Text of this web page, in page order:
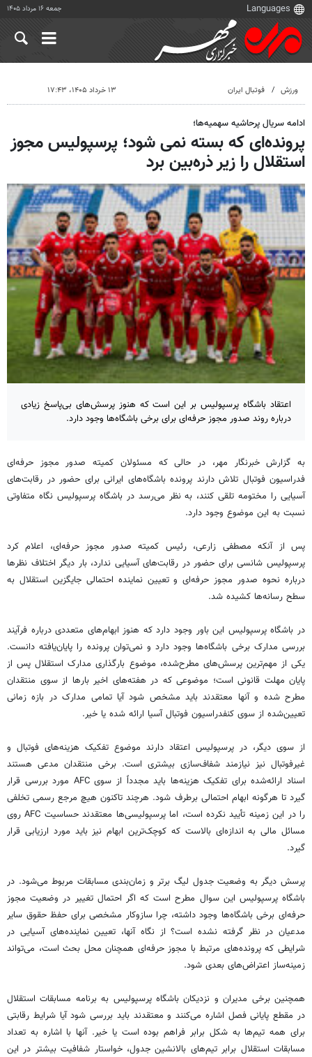
جمعه ۱۶ مرداد ۱۴۰۵
ورزش فوتبال ایران ۱۳ خرداد ۱۴۰۵، ۱۷:۴۳
ادامه سریال پرحاشیه سهمیه‌ها؛
پرونده‌ای که بسته نمی شود؛ پرسپولیس مجوز
استقلال را زیر ذره‌بین برد
اعتقاد باشگاه پرسپولیس بر این است که هنوز پرسش‌های بی‌پاسخ زیادی
درباره روند صدور مجوز حرفه‌ای برای برخی باشگاه‌ها وجود دارد.
به گزارش خبرنگار مهر، در حالی که مسئولان کمیته صدور مجوز حرفه‌ای
فدراسیون فوتبال تلاش دارند پرونده باشگاه‌های ایرانی برای حضور در رقابت‌های
آسیایی را مختومه تلقی کنند، به نظر می‌رسد در باشگاه پرسپولیس نگاه متفاوتی
نسبت به این موضوع وجود دارد.
پس از آنکه مصطفی زارعی، رئیس کمیته صدور مجوز حرفه‌ای، اعلام کرد
پرسپولیس شانسی برای حضور در رقابت‌های آسیایی ندارد، بار دیگر اختلاف نظرها
درباره نحوه صدور مجوز حرفه‌ای و تعیین نماینده احتمالی جایگزین استقلال به
سطح رسانه‌ها کشیده شد.
در باشگاه پرسپولیس این باور وجود دارد که هنوز ابهام‌های متعددی درباره فرآیند
بررسی مدارک برخی باشگاه‌ها وجود دارد و نمی‌توان پرونده را پایان‌یافته دانست.
یکی از مهم‌ترین پرسش‌های مطرح‌شده، موضوع بارگذاری مدارک استقلال پس از
پایان مهلت قانونی است؛ موضوعی که در هفته‌های اخیر بارها از سوی منتقدان
مطرح شده و آنها معتقدند باید مشخص شود آیا تمامی مدارک در بازه زمانی
تعیین‌شده از سوی کنفدراسیون فوتبال آسیا ارائه شده یا خیر.
از سوی دیگر، در پرسپولیس اعتقاد دارند موضوع تفکیک هزینه‌های فوتبال و
غیرفوتبال نیز نیازمند شفاف‌سازی بیشتری است. برخی منتقدان مدعی هستند
اسناد ارائه‌شده برای تفکیک هزینه‌ها باید مجدداً از سوی AFC مورد بررسی قرار
گیرد تا هرگونه ابهام احتمالی برطرف شود. هرچند تاکنون هیچ مرجع رسمی تخلفی
را در این زمینه تأیید نکرده است، اما پرسپولیسی‌ها معتقدند حساسیت AFC روی
مسائل مالی به اندازه‌ای بالاست که کوچک‌ترین ابهام نیز باید مورد ارزیابی قرار
گیرد.
پرسش دیگر به وضعیت جدول لیگ برتر و زمان‌بندی مسابقات مربوط می‌شود. در
باشگاه پرسپولیس این سوال مطرح است که اگر احتمال تغییر در وضعیت مجوز
حرفه‌ای برخی باشگاه‌ها وجود داشته، چرا سازوکار مشخصی برای حفظ حقوق سایر
مدعیان در نظر گرفته نشده است؟ از نگاه آنها، تعیین نماینده‌های آسیایی در
شرایطی که پرونده‌های مرتبط با مجوز حرفه‌ای همچنان محل بحث است، می‌تواند
زمینه‌ساز اعتراض‌های بعدی شود.
همچنین برخی مدیران و نزدیکان باشگاه پرسپولیس به برنامه مسابقات استقلال
در مقطع پایانی فصل اشاره می‌کنند و معتقدند باید بررسی شود آیا شرایط رقابتی
برای همه تیم‌ها به شکل برابر فراهم بوده است یا خیر. آنها با اشاره به تعداد
مسابقات استقلال برابر تیم‌های بالانشین جدول، خواستار شفافیت بیشتر در این